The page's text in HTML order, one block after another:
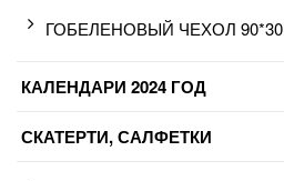
ГОБЕЛЕНОВЫЙ ЧЕХОЛ 90*30
КАЛЕНДАРИ 2024 ГОД
СКАТЕРТИ, САЛФЕТКИ